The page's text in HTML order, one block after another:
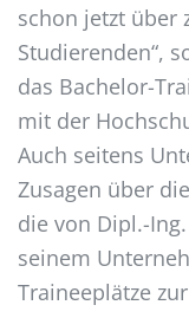
schon jetzt über
Studierenden“,
das Bachelor-
mit der
Auch seitens
Zusagen über
die von Dipl.-
seinem
Traineeplätze